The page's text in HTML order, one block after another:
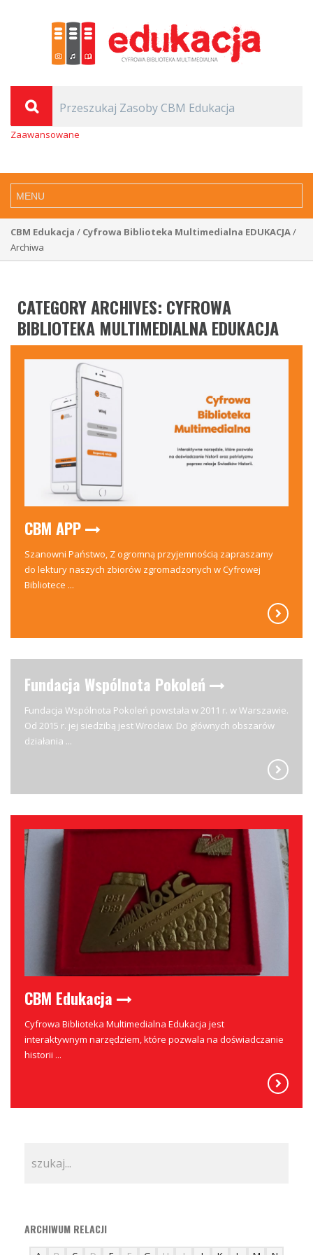
Zaawansowane
CBM Edukacja / Cyfrowa Biblioteka Multimedialna EDUKACJA/
Archiwa
CATEGORY ARCHIVES: CYFROWA
BIBLIOTEKA MULTIMEDIALNA EDUKACJA
CBM APP
Szanowni Państwo, Z ogromną przyjemnością zapraszamy
do lektury naszych zbiorów zgromadzonych w Cyfrowej
Bibliotece ...
Fundacja Wspólnota Pokoleń
Fundacja Wspólnota Pokoleń powstała w 2011 r. w Warszawie.
Od 2015 r. jej siedzibą jest Wrocław. Do głównych obszarów
działania ...
CBM Edukacja
Cyfrowa Biblioteka Multimedialna Edukacja jest
interaktywnym narzędziem, które pozwala na doświadczanie
historii ...
ARCHIWUM RELACJI